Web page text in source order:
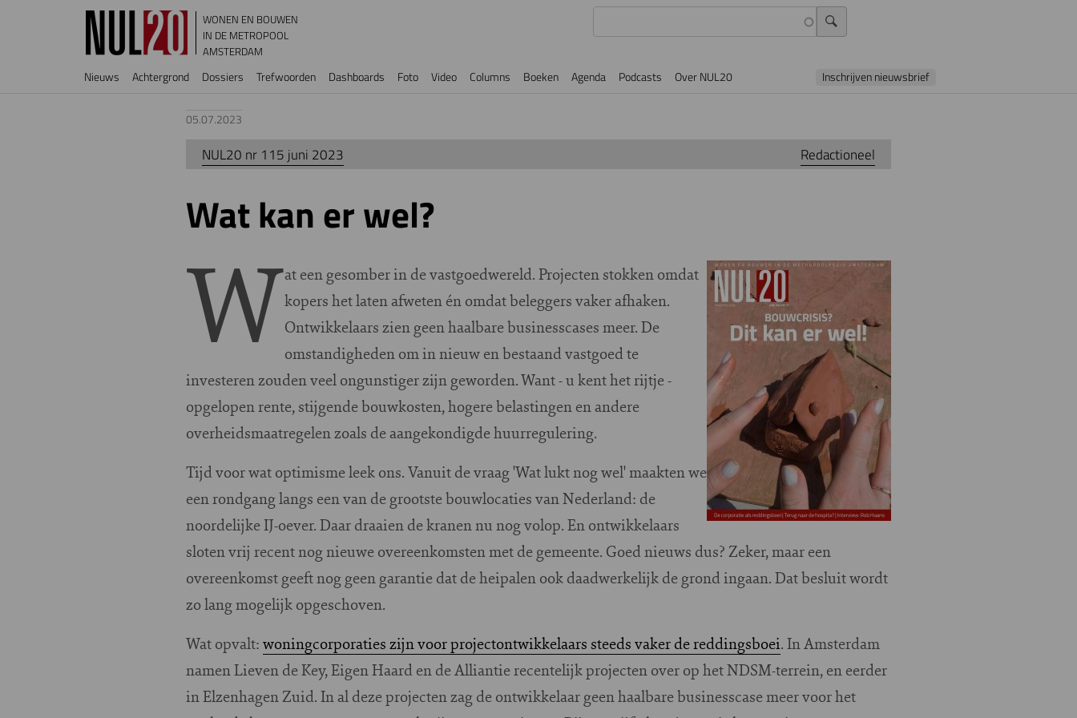
Overslaan en naar de inhoud gaan
WONEN EN BOUWEN
IN DE METROPOOL
AMSTERDAM
Hoofdnavigatie
Nieuws Achtergrond Dossiers Trefwoorden Dashboards Foto Video Columns Boeken Agenda Podcasts Over NUL20 Inschrijven nieuwsbrief
05.07.2023
NUL20 nr 115 juni 2023 Redactioneel
Wat kan er wel?
Wat een gesomber in de vastgoedwereld. Projecten stokken omdat
kopers het laten afweten én omdat beleggers vaker afhaken.
Ontwikkelaars zien geen haalbare businesscases meer. De
omstandigheden om in nieuw en bestaand vastgoed te
investeren zouden veel ongunstiger zijn geworden. Want - u kent het rijtje -
opgelopen rente, stijgende bouwkosten, hogere belastingen en andere
overheidsmaatregelen zoals de aangekondigde huurregulering.
Tijd voor wat optimisme leek ons. Vanuit de vraag 'Wat lukt nog wel' maakten we
een rondgang langs een van de grootste bouwlocaties van Nederland: de
noordelijke IJ-oever. Daar draaien de kranen nu nog volop. En ontwikkelaars
sloten vrij recent nog nieuwe overeenkomsten met de gemeente. Goed nieuws dus? Zeker, maar een
overeenkomst geeft nog geen garantie dat de heipalen ook daadwerkelijk de grond ingaan. Dat besluit wordt
zo lang mogelijk opgeschoven.
Wat opvalt:woningcorporaties zijn voor projectontwikkelaars steeds vaker de reddingsboei. In Amsterdam
namen Lieven de Key, Eigen Haard en de Alliantie recentelijk projecten over op het NDSM-terrein, en eerder
in Elzenhagen Zuid. In al deze projecten zag de ontwikkelaar geen haalbare businesscase meer voor het